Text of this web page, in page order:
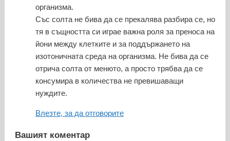
организма.
Със солта не бива да се прекалява разбира се, но
тя в същността си играе важна роля за преноса на
йони между клетките и за поддържането на
изотоничната среда на организма. Не бива да се
отрича солта от менюто, а просто трябва да се
консумира в количества не превишаващи
нуждите.
Влезте, за да отговорите
Вашият коментар